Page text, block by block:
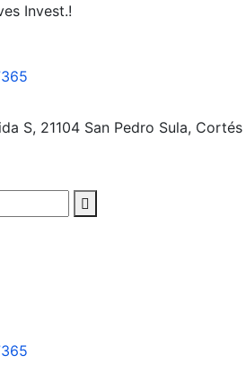
Invest.!
S, 21104 San Pedro Sula, Cortés